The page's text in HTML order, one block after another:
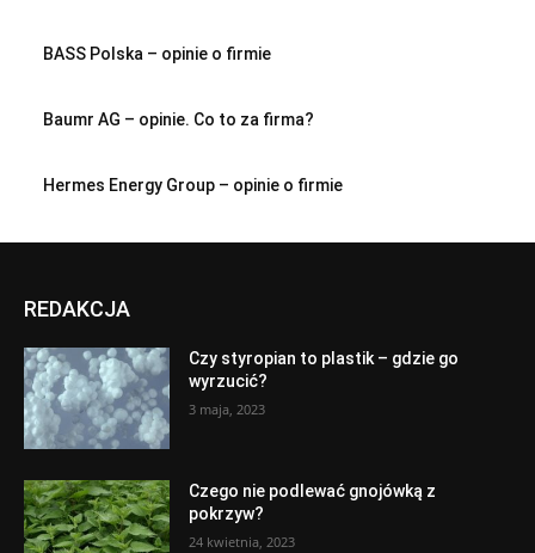
BASS Polska – opinie o firmie
Baumr AG – opinie. Co to za firma?
Hermes Energy Group – opinie o firmie
REDAKCJA
Czy styropian to plastik – gdzie go
wyrzucić?
3 maja, 2023
Czego nie podlewać gnojówką z
pokrzyw?
24 kwietnia, 2023